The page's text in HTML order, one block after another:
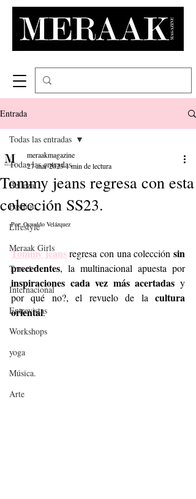
Entrada
Todas las entradas
Belleza
Fashion
Lifestyle
Meraak Girls
Travel
Internacional
Entrevistas
Workshops
yoga
Música.
Arte
Todas las entradas
Tommy jeans regresa con esta
colección SS23.
meraakmagazine
27 mar 20231 min de lectura
Por: Oswaldo Velázquez
Tommy jeans regresa con una colección sin
precedentes
, la multinacional apuesta por
inspiraciones cada vez más acertadas y
por qué no?, el revuelo de la cultura
oriental.